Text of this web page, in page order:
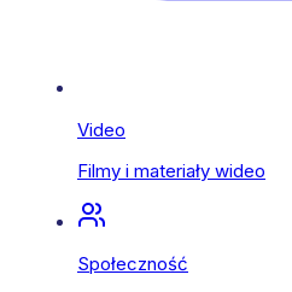
Video
Filmy i materiały wideo
Społeczność